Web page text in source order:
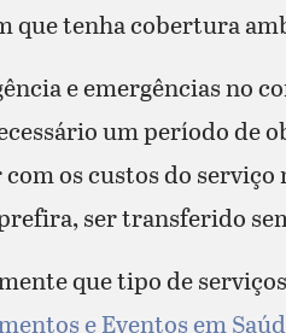
que tenha cobertura
e emergências no
um período de
os custos do
ser transferido
que tipo de
e Eventos em